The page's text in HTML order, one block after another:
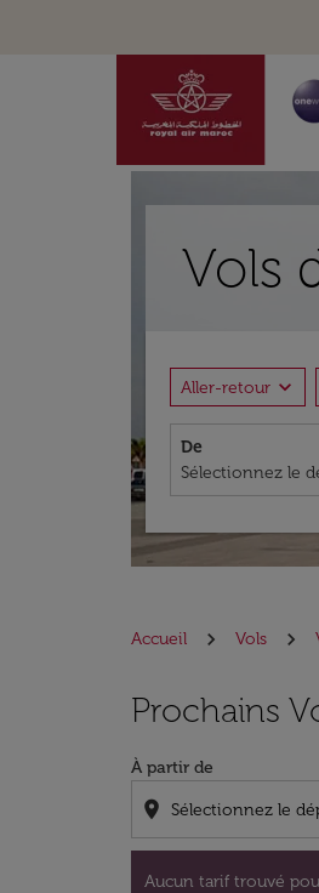
Vols
Aller-retour expand_more
De
Accueil Vols
Prochains
À partir de
location_on
Aucun tarif trouvé
Aucun tarif trouvé